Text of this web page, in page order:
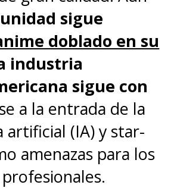
durante este
de "Uzumaki"
episodios
Nagahama, los
con la música
(Hereditary
sigue
doblado en su
industria
sigue con
a la entrada de la
artificial (IA) y star-
amenazas para los